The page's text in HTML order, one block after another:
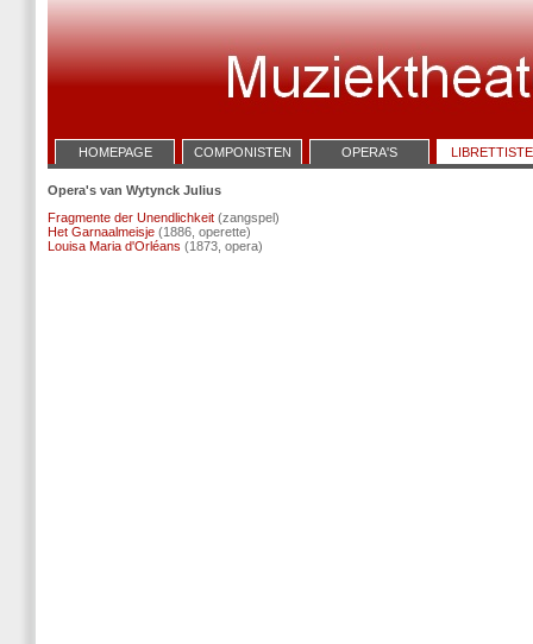
HOMEPAGE COMPONISTEN OPERA'S
Opera's van Wytynck Julius
Fragmente der Unendlichkeit (zangspel)
Het Garnaalmeisje (1886, operette)
Louisa Maria d'Orléans (1873, opera)